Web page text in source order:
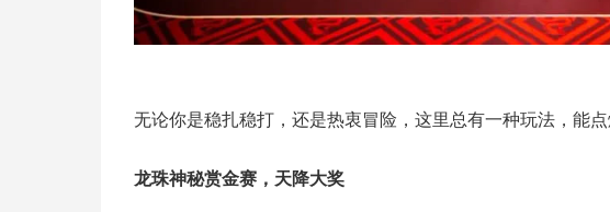
无论你是稳扎稳打，还是热衷冒险，这里总有一种玩法，能点
龙珠神秘赏金赛，天降大奖